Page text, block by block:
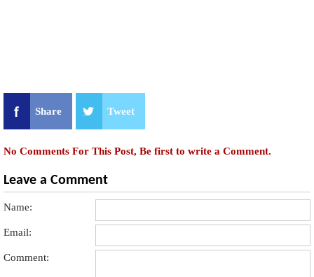
Share Tweet
No Comments For This Post, Be first to write a Comment.
Leave a Comment
Name:
Email:
Comment: